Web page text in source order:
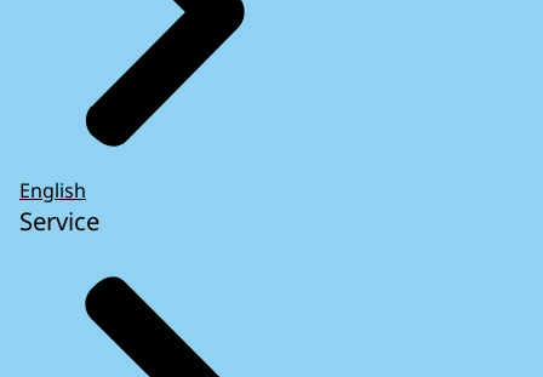
English
Service